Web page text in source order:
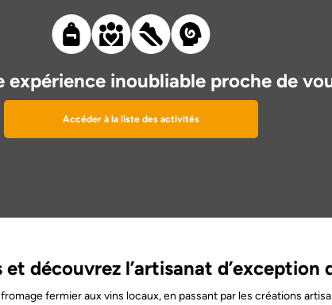
expérience inoubliable proche de
Accéder à la liste des activités
découvrez l’artisanat d’exception
fermier aux vins locaux, en passant par les créations